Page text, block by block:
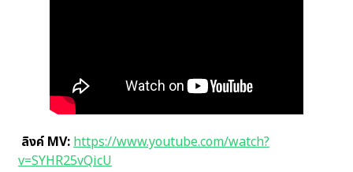
ลิงค์ MV:https://www.youtube.com/watch?
v=SYHR25vQicU